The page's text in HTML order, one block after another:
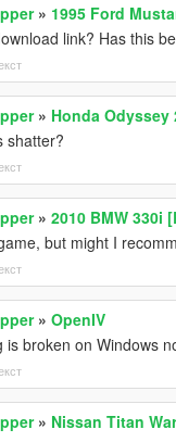
» 1995 Ford
link? Has this
» Honda Odyssey
shatter?
» 2010 BMW 330i
but might I
» OpenIV
is broken on Windows
» Nissan Titan